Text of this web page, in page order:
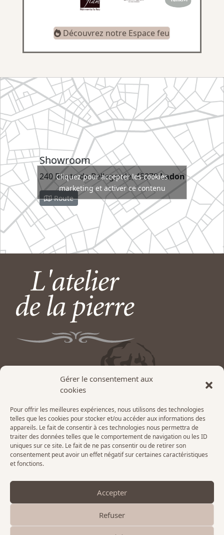
Gérer le consentement aux
cookies
Pour offrir les meilleures expériences, nous utilisons des technologies
telles que les cookies pour stocker et/ou accéder aux informations des
appareils. Le fait de consentir à ces technologies nous permettra de
traiter des données telles que le comportement de navigation ou les ID
uniques sur ce site. Le fait de ne pas consentir ou de retirer son
consentement peut avoir un effet négatif sur certaines caractéristiques
et fonctions.
Accepter
Refuser
Revendeur agréé
Découvrez notre Espace feu
Showroom
240 Route de Bellegarde, 45270 Ladon
Route
Cliquez pour accepter les cookies
marketing et activer ce contenu
240, route de Bellegarde – 45270 LADON
courriel :contact@latelierdelapierre.com
Tél :02 38 90 50 47